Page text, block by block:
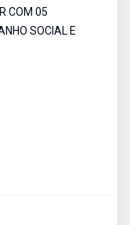
COM 05
SOCIAL E